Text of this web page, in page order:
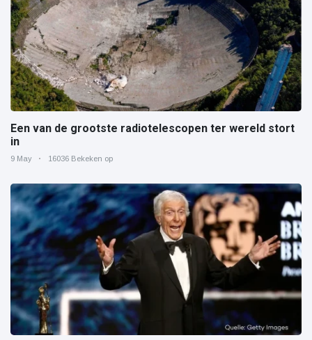
Een van de grootste radiotelescopen ter wereld stort
in
9 May 16036 Bekeken op